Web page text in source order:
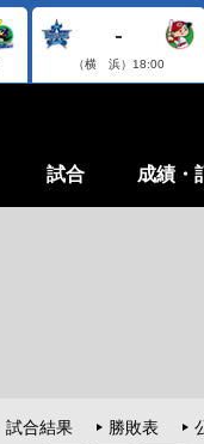
-
（横 浜） 18:00
試合 成績・
試合結果 勝敗表